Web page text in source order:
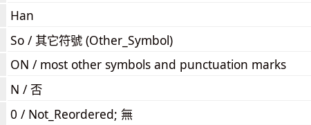
Han
So / 其它符號 (Other_Symbol)
ON / most other symbols and punctuation marks
N / 否
0 / Not_Reordered; 無